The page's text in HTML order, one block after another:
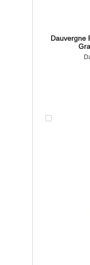
Dauvergne